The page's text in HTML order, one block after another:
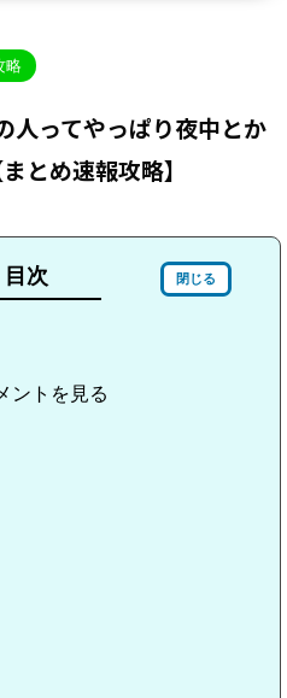
略
人ってやっぱり夜中とか
とめ速報攻略】
目次 閉じる
ントを見る